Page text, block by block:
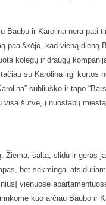
Baubu ir Karolina nėra pati
paaiškėjo, kad vieną dieną
kolegų ir draugų
su Karolina irgi kortos
subliūško ir tapo
visa šutve, į nuostabų
Žiema, šalta, slidu ir geras
bet sėkmingai
vienuose
kuo arčiau Baubo ir